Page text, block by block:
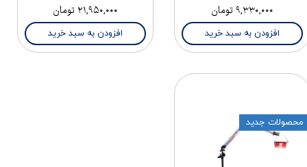
۹,۳۳۰,۰۰۰ تومان
افزودن به سبد خرید
۲۱,۹۵۰,۰۰۰ تومان
افزودن به سبد خرید
محصولات جدید